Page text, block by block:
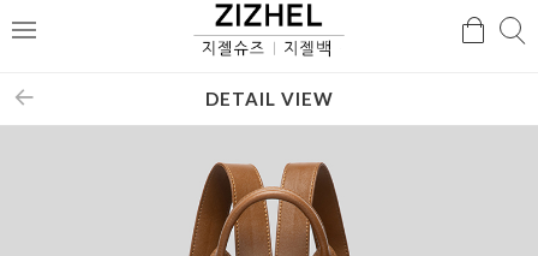
메
검
DETAIL VIEW